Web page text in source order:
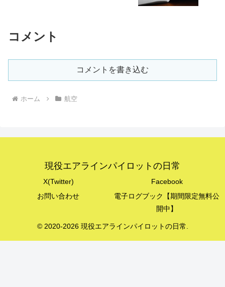
コメント
コメントを書き込む
ホーム 航空
現役エアラインパイロットの日常
X(Twitter)
Facebook
お問い合わせ
電子ログブック【期間限定無料公
開中】
© 2020-2026 現役エアラインパイロットの日常.